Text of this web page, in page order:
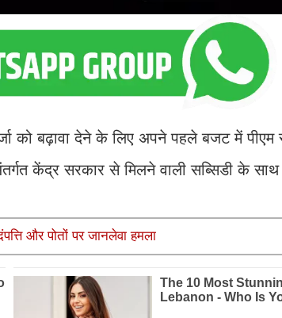
को बढ़ावा देने के लिए अपने पहले बजट में पीएम
केंद्र सरकार से मिलने वाली सब्सिडी के साथ
और पोतों पर जानलेवा हमला